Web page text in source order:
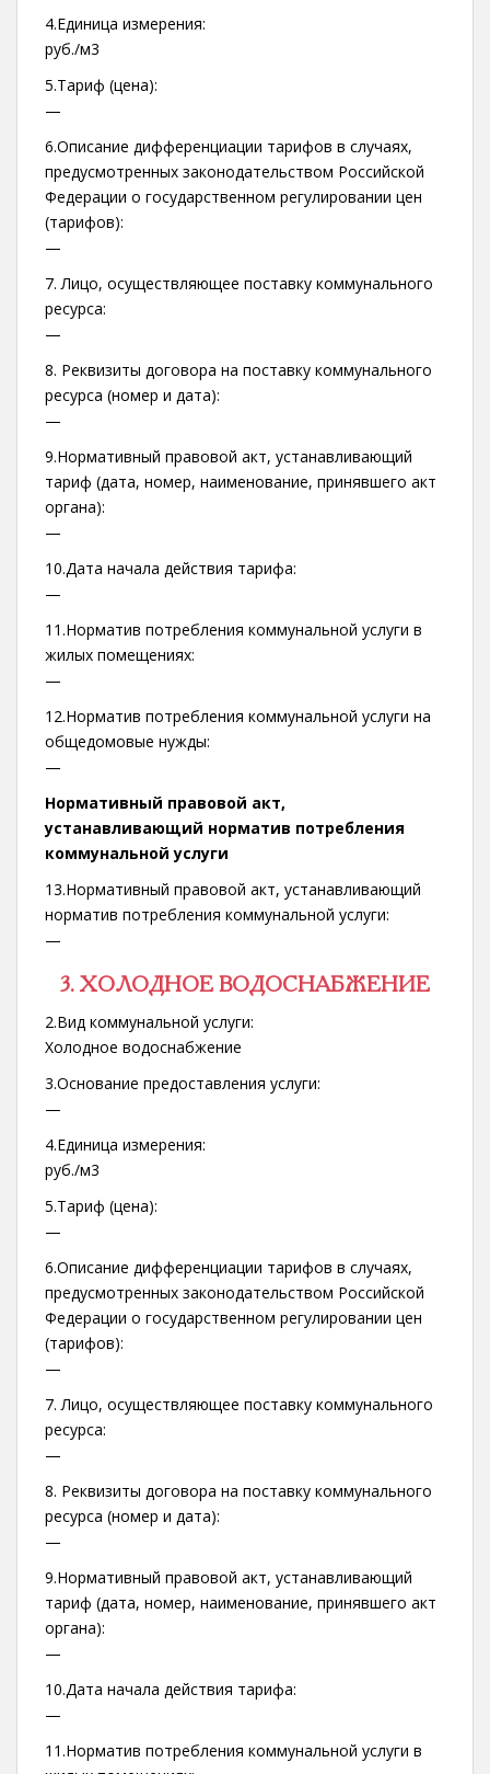
4.Единица измерения:
руб./м3
5.Тариф (цена):
—
6.Описание дифференциации тарифов в случаях,
предусмотренных законодательством Российской
Федерации о государственном регулировании цен
(тарифов):
—
7. Лицо, осуществляющее поставку коммунального
ресурса:
—
8. Реквизиты договора на поставку коммунального
ресурса (номер и дата):
—
9.Нормативный правовой акт, устанавливающий
тариф (дата, номер, наименование, принявшего акт
органа):
—
10.Дата начала действия тарифа:
—
11.Норматив потребления коммунальной услуги в
жилых помещениях:
—
12.Норматив потребления коммунальной услуги на
общедомовые нужды:
—
Нормативный правовой акт,
устанавливающий норматив потребления
коммунальной услуги
13.Нормативный правовой акт, устанавливающий
норматив потребления коммунальной услуги:
—
3. ХОЛОДНОЕ ВОДОСНАБЖЕНИЕ
2.Вид коммунальной услуги:
Холодное водоснабжение
3.Основание предоставления услуги:
—
4.Единица измерения:
руб./м3
5.Тариф (цена):
—
6.Описание дифференциации тарифов в случаях,
предусмотренных законодательством Российской
Федерации о государственном регулировании цен
(тарифов):
—
7. Лицо, осуществляющее поставку коммунального
ресурса:
—
8. Реквизиты договора на поставку коммунального
ресурса (номер и дата):
—
9.Нормативный правовой акт, устанавливающий
тариф (дата, номер, наименование, принявшего акт
органа):
—
10.Дата начала действия тарифа:
—
11.Норматив потребления коммунальной услуги в